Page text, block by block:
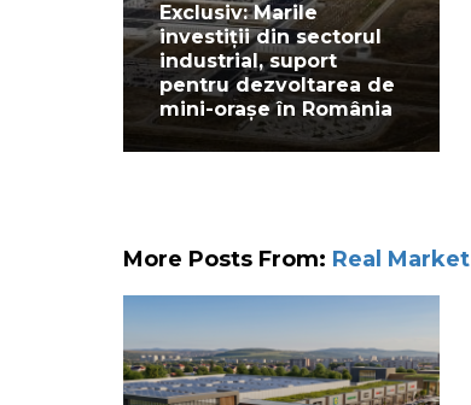
Exclusiv: Marile
investiții din sectorul
industrial, suport
pentru dezvoltarea de
mini-orașe în România
More Posts From: Real Market